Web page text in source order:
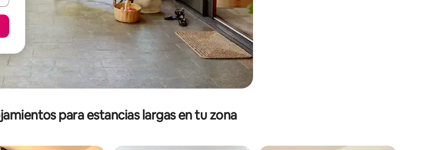
para estancias largas en tu zona